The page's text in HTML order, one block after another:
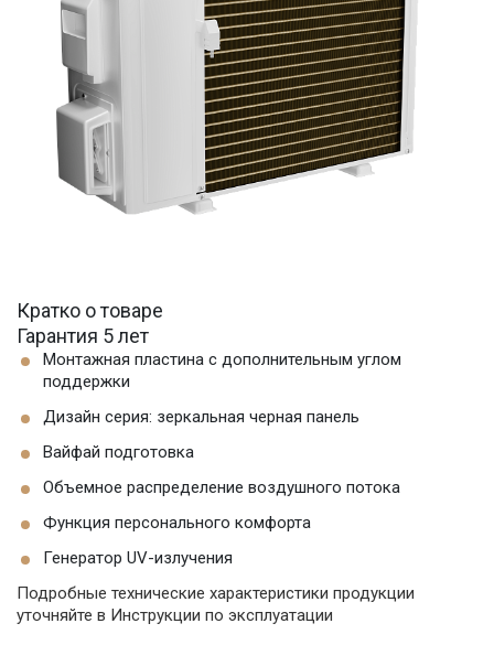
Кратко о товаре
Гарантия 5 лет
Монтажная пластина с дополнительным углом
поддержки
Дизайн серия: зеркальная черная панель
Вайфай подготовка
Объемное распределение воздушного потока
Функция персонального комфорта
Генератор UV-излучения
Подробные технические характеристики продукции
уточняйте в Инструкции по эксплуатации